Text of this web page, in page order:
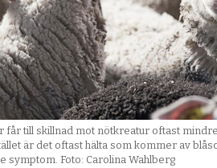
får till skillnad mot nötkreatur oftast
är det oftast hälta som kommer av
symptom. Foto: Carolina Wahlberg